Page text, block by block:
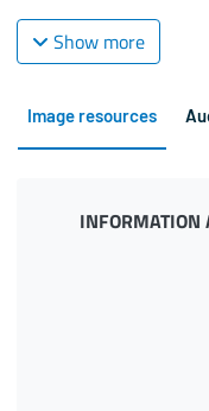
Show more
Image resources
INFORMATION